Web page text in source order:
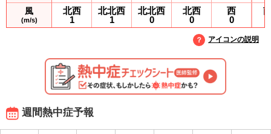
風
(m/s)
北西
1
北北西
1
北北西
0
北西
0
西
0
アイコンの説明
週間熱中症予報